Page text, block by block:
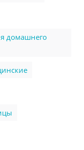
домашнего